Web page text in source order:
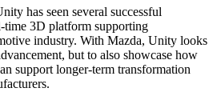
has seen several successful
time 3D platform supporting
industry. With Mazda, Unity looks
but to also showcase how
support longer-term transformation